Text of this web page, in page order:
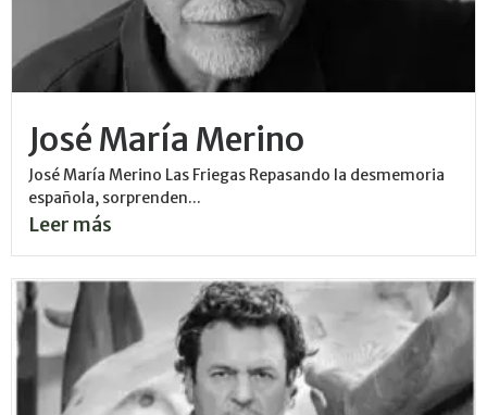
José María Merino
José María Merino Las Friegas Repasando la desmemoria
española, sorprenden...
Leer más